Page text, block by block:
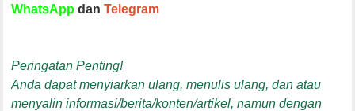
WhatsApp danTelegram
Peringatan Penting!
Anda dapat menyiarkan ulang, menulis ulang, dan atau
menyalin informasi/berita/konten/artikel, namun dengan